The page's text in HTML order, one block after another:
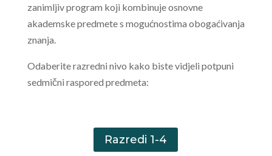
zanimljiv program koji kombinuje osnovne
akademske predmete s mogućnostima obogaćivanja
znanja.
Odaberite razredni nivo kako biste vidjeli potpuni
sedmični raspored predmeta:
Razredi 1-4